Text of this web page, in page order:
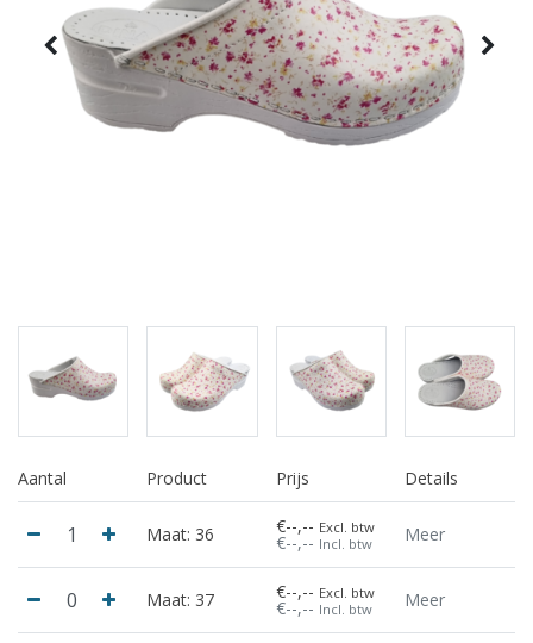
Aantal Product Prijs Details
Maat: 36 €--,-- Excl. btw
€--,-- Incl. btw Meer
Maat: 37 €--,-- Excl. btw
€--,-- Incl. btw Meer